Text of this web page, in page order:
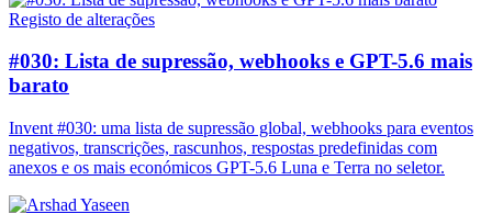
Registo de alterações
#030: Lista de supressão, webhooks e GPT-5.6 mais
barato
Invent #030: uma lista de supressão global, webhooks para eventos
negativos, transcrições, rascunhos, respostas predefinidas com
anexos e os mais económicos GPT-5.6 Luna e Terra no seletor.